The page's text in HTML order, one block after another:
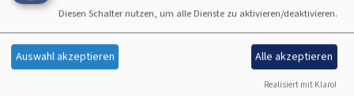
Diesen Schalter nutzen, um alle Dienste zu aktivieren/deaktivieren.
Auswahl akzeptieren Alle akzeptieren
Realisiert mit Klaro!